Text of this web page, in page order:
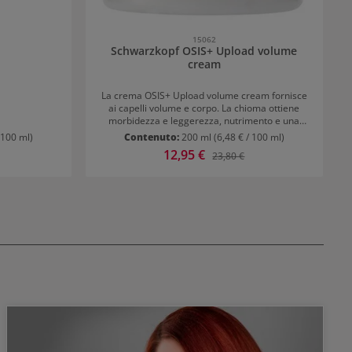
ml)
15062
Schwarzkopf OSIS+ Upload volume
cream
La crema OSIS+ Upload volume cream fornisce
ai capelli volume e corpo. La chioma ottiene
morbidezza e leggerezza, nutrimento e una
tenuta media. La crema volumizzante è ideale
quando si asciugano i capelli con il phon o
quando si lasciano asciugare i capelli all’aria.
Contenuto:200 ml (6,48 € / 100 ml)
Prezzo di vendita:
12,95 € Prezzo normale:
23,80 €